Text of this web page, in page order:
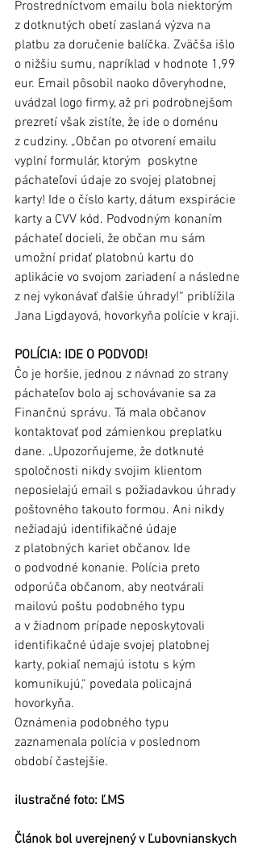
Prostredníctvom emailu bola niektorým
z dotknutých obetí zaslaná výzva na
platbu za doručenie balíčka. Zväčša išlo
o nižšiu sumu, napríklad v hodnote 1,99
eur. Email pôsobil naoko dôveryhodne,
uvádzal logo firmy, až pri podrobnejšom
prezretí však zistíte, že ide o doménu
z cudziny. „Občan po otvorení emailu
vyplní formulár, ktorým  poskytne
páchateľovi údaje zo svojej platobnej
karty! Ide o číslo karty, dátum exspirácie
karty a CVV kód. Podvodným konaním
páchateľ docieli, že občan mu sám
umožní pridať platobnú kartu do
aplikácie vo svojom zariadení a následne
z nej vykonávať ďalšie úhrady!“ priblížila
Jana Ligdayová, hovorkyňa polície v kraji.
POLÍCIA: IDE O PODVOD!
Čo je horšie, jednou z návnad zo strany
páchateľov bolo aj schovávanie sa za
Finančnú správu. Tá mala občanov
kontaktovať pod zámienkou preplatku
dane. „Upozorňujeme, že dotknuté
spoločnosti nikdy svojim klientom
neposielajú email s požiadavkou úhrady
poštovného takouto formou. Ani nikdy
nežiadajú identifikačné údaje
z platobných kariet občanov. Ide
o podvodné konanie. Polícia preto
odporúča občanom, aby neotvárali
mailovú poštu podobného typu
a v žiadnom prípade neposkytovali
identifikačné údaje svojej platobnej
karty, pokiaľ nemajú istotu s kým
komunikujú,“ povedala policajná
hovorkyňa.
Oznámenia podobného typu
zaznamenala polícia v poslednom
období častejšie.
ilustračné foto: ĽMS
Článok bol uverejnený v Ľubovnianskych